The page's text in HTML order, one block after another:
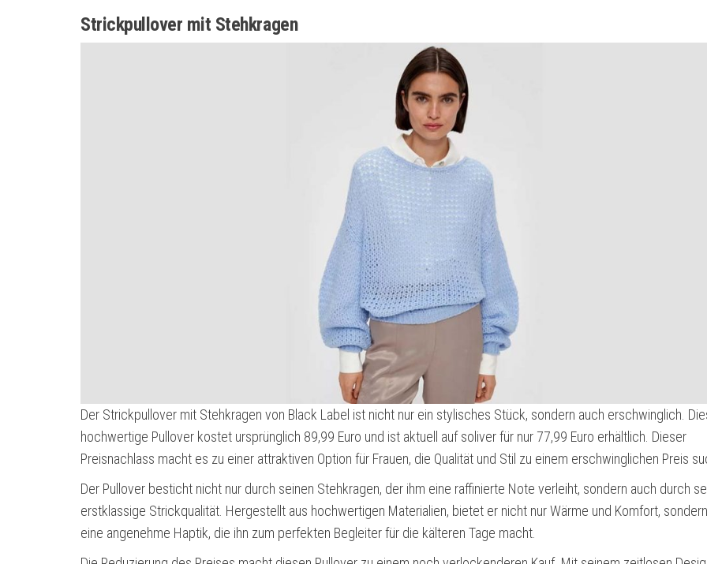
Strickpullover mit Stehkragen
Der Strickpullover mit Stehkragen von Black Label ist nicht nur ein stylisches Stück, sondern auch erschwinglich.
hochwertige Pullover kostet ursprünglich 89,99 Euro und ist aktuell auf soliver für nur 77,99 Euro erhältlich. Dieser
Preisnachlass macht es zu einer attraktiven Option für Frauen, die Qualität und Stil zu einem erschwinglichen Preis
Der Pullover besticht nicht nur durch seinen Stehkragen, der ihm eine raffinierte Note verleiht, sondern auch durch
erstklassige Strickqualität. Hergestellt aus hochwertigen Materialien, bietet er nicht nur Wärme und Komfort,
eine angenehme Haptik, die ihn zum perfekten Begleiter für die kälteren Tage macht.